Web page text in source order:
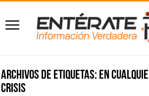
Archivos de etiquetas: en
crisis